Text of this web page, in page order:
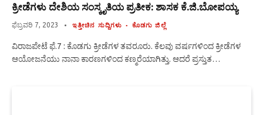
ಕ್ರೀಡೆಗಳು ದೇಶಿಯ ಸಂಸ್ಕೃತಿಯ ಪ್ರತೀಕ: ಶಾಸಕ ಕೆ.ಜಿ.ಬೋಪಯ್ಯ
ಫೆಬ್ರವರಿ 7, 2023 ಇತ್ತೀಚಿನ ಸುದ್ದಿಗಳು ಕೊಡಗು ಜಿಲ್ಲೆ
ವಿರಾಜಪೇಟೆ ಫೆ.7 : ಕೊಡಗು ಕ್ರೀಡೆಗಳ ತವರೂರು. ಕೆಲವು ವರ್ಷಗಳಿಂದ ಕ್ರೀಡೆಗಳ
ಆಯೋಜನೆಯು ನಾನಾ ಕಾರಣಗಳಿಂದ ಕಣ್ಮರೆಯಾಗಿತ್ತು. ಆದರೆ ಪ್ರಸ್ತುತ…